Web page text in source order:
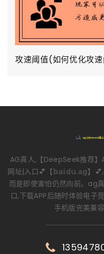
攻速阈值(如何优化攻
AG真人,【DeepSeek推荐
网址|入口💕【𝕓𝕒𝕚𝕕𝕦.𝕒𝕘】
而是即使害怕仍然向前。ag
口,下载APP后随时体验电子
手机版完美兼